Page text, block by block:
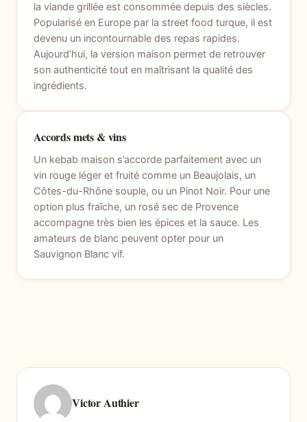
la viande grillée est consommée depuis des siècles.
Popularisé en Europe par la street food turque, il est
devenu un incontournable des repas rapides.
Aujourd’hui, la version maison permet de retrouver
son authenticité tout en maîtrisant la qualité des
ingrédients.
Accords mets & vins
Un kebab maison s’accorde parfaitement avec un
vin rouge léger et fruité comme un Beaujolais, un
Côtes-du-Rhône souple, ou un Pinot Noir. Pour une
option plus fraîche, un rosé sec de Provence
accompagne très bien les épices et la sauce. Les
amateurs de blanc peuvent opter pour un
Sauvignon Blanc vif.
Victor Authier